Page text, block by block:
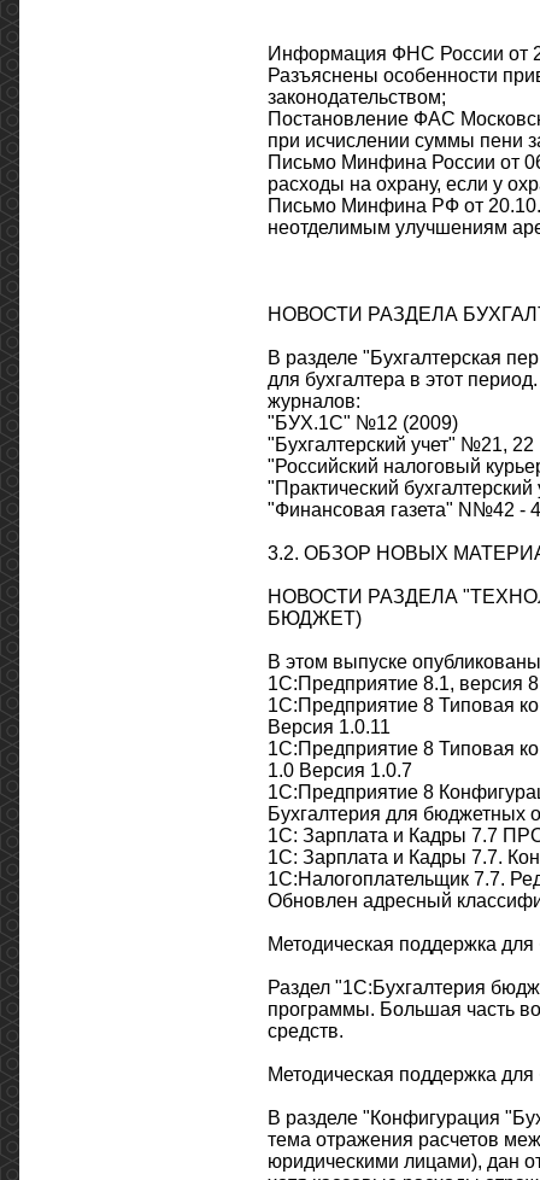
Информация ФНС России от
Разъяснены особенности
законодательством;
Постановление ФАС
при исчислении суммы пени
Письмо Минфина России от
расходы на охрану, если у
Письмо Минфина РФ от
неотделимым улучшениям
НОВОСТИ РАЗДЕЛА
В разделе "Бухгалтерская
для бухгалтера в этот
журналов:
"БУХ.1С" №12 (2009)
"Бухгалтерский учет" №21, 22
"Российский налоговый
"Практический
"Финансовая газета" N№42 -
3.2. ОБЗОР НОВЫХ
НОВОСТИ РАЗДЕЛА
БЮДЖЕТ)
В этом выпуске
1С:Предприятие 8.1, версия
1С:Предприятие 8 Типовая
Версия 1.0.11
1С:Предприятие 8 Типовая
1.0 Версия 1.0.7
1С:Предприятие 8
Бухгалтерия для бюджетных
1С: Зарплата и Кадры 7.7
1С: Зарплата и Кадры 7.7.
1С:Налогоплательщик 7.7.
Обновлен адресный
Методическая поддержка
Раздел "1С:Бухгалтерия
программы. Большая часть
средств.
Методическая поддержка
В разделе "Конфигурация
тема отражения расчетов
юридическими лицами), дан